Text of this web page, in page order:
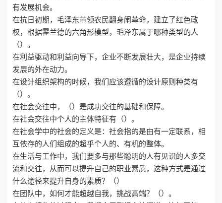
有发展机会。
在抗日初期，毛泽东带领农民翻身闹革命，建立了红色政
权，根据霍兰德的六角形模型，毛泽东属于哪种类型的人
（）。
在利益驱动和利益向导下，企业不断发展壮大，是企业持续
发展的外在动力。
在设计组织架构的时候，我们应该遵循的设计原则种类有
（）。
在社会交往中，（）是成功交往的基础和保障。
在社会交往中个人的主体特征有（）。
在社会学中的社会的定义是：社会指的是由有一定联系，相
互依存的人们组成的超乎个人的、有机的整体。
在生活与工作中，我们要多与那些聪明的人有见识的人多交
流和交往，从而可以提升自己的职业素质，这种方式是通过
什么途径来提升自身的素质？（）
在团队中，如何才能超越自我，挑战高端？（）。